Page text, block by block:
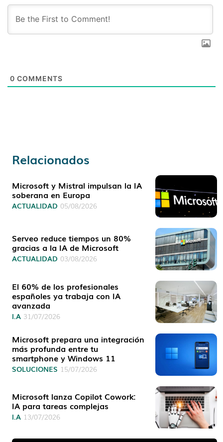
0 COMMENTS
Relacionados
Microsoft y Mistral impulsan la IA
soberana en Europa
ACTUALIDAD 05/08/2026
Serveo reduce tiempos un 80%
gracias a la IA de Microsoft
ACTUALIDAD 03/08/2026
El 60% de los profesionales
españoles ya trabaja con IA
avanzada
I.A 31/07/2026
Microsoft prepara una integración
más profunda entre tu
smartphone y Windows 11
SOLUCIONES 15/07/2026
Microsoft lanza Copilot Cowork:
IA para tareas complejas
I.A 13/07/2026